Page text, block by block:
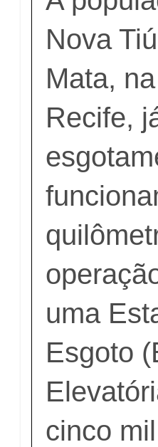
Nova
Mata,
Recife,
uma
Esgoto
cinco